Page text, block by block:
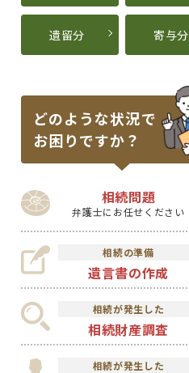
遺留分 寄与分
どのような状況で
お困りですか？
相続問題
弁護士にお任せください
相続の準備
遺言書の作成
相続が発生した
相続財産調査
相続が発生した